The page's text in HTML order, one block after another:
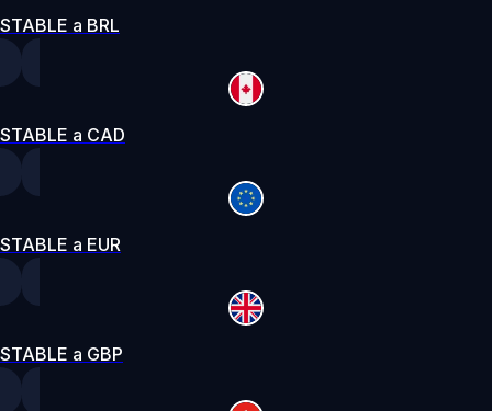
STABLE a BRL
STABLE a CAD
STABLE a EUR
STABLE a GBP